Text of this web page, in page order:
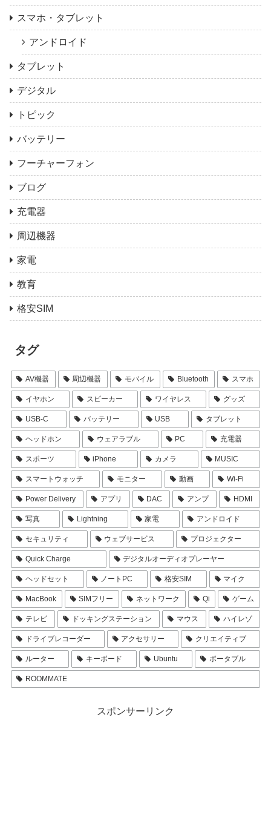
スマホ・タブレット
アンドロイド
タブレット
デジタル
トピック
バッテリー
フーチャーフォン
ブログ
充電器
周辺機器
家電
教育
格安SIM
タグ
AV機器 周辺機器 モバイル Bluetooth スマホ
イヤホン スピーカー ワイヤレス グッズ
USB-C バッテリー USB タブレット
ヘッドホン ウェアラブル PC 充電器
スポーツ iPhone カメラ MUSIC
スマートウォッチ モニター 動画 Wi-Fi
Power Delivery アプリ DAC アンプ HDMI
写真 Lightning 家電 アンドロイド
セキュリティ ウェブサービス プロジェクター
Quick Charge デジタルオーディオプレーヤー
ヘッドセット ノートPC 格安SIM マイク
MacBook SIMフリー ネットワーク Qi ゲーム
テレビ ドッキングステーション マウス ハイレゾ
ドライブレコーダー アクセサリー クリエイティブ
ルーター キーボード Ubuntu ポータブル
ROOMMATE
スポンサーリンク